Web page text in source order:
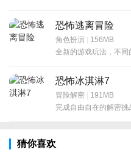
恐怖逃离冒险
角色扮演 | 156MB
全新的游戏玩法，不同
恐怖冰淇淋7
冒险解密 | 191MB
完成自由自在的解密挑
猜你喜欢